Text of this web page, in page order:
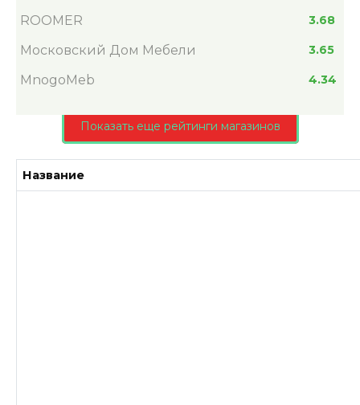
ROOMER 3.68
Московский Дом Мебели 3.65
MnogoMeb 4.34
Показать еще рейтинги магазинов
Название